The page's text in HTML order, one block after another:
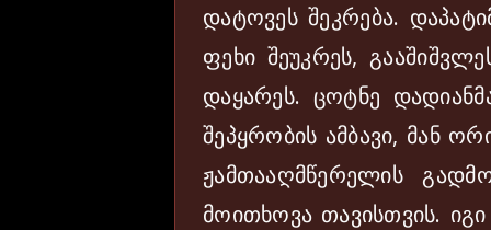
დატოვეს შეკრება.
ფეხი შეუკრეს,
დაყარეს. ცოტნე
შეპყრობის ამბავი, მან
ჟამთააღმწერელის
მოითხოვა თავისთვის.